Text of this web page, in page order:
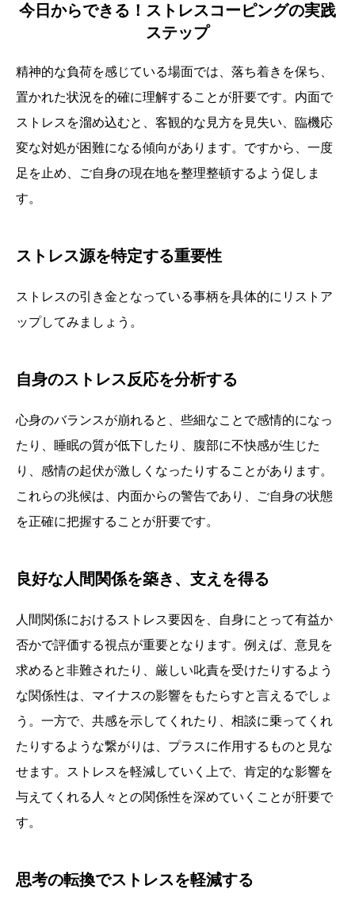
今日からできる！ストレスコーピングの実践
ステップ
精神的な負荷を感じている場面では、落ち着きを保ち、
置かれた状況を的確に理解することが肝要です。内面で
ストレスを溜め込むと、客観的な見方を見失い、臨機応
変な対処が困難になる傾向があります。ですから、一度
足を止め、ご自身の現在地を整理整頓するよう促しま
す。
ストレス源を特定する重要性
ストレスの引き金となっている事柄を具体的にリストア
ップしてみましょう。
自身のストレス反応を分析する
心身のバランスが崩れると、些細なことで感情的になっ
たり、睡眠の質が低下したり、腹部に不快感が生じた
り、感情の起伏が激しくなったりすることがあります。
これらの兆候は、内面からの警告であり、ご自身の状態
を正確に把握することが肝要です。
良好な人間関係を築き、支えを得る
人間関係におけるストレス要因を、自身にとって有益か
否かで評価する視点が重要となります。例えば、意見を
求めると非難されたり、厳しい叱責を受けたりするよう
な関係性は、マイナスの影響をもたらすと言えるでしょ
う。一方で、共感を示してくれたり、相談に乗ってくれ
たりするような繋がりは、プラスに作用するものと見な
せます。ストレスを軽減していく上で、肯定的な影響を
与えてくれる人々との関係性を深めていくことが肝要で
す。
思考の転換でストレスを軽減する